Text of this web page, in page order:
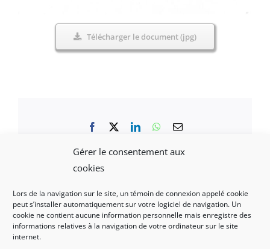
Gérer le consentement aux
cookies
Lors de la navigation sur le site, un témoin de connexion appelé cookie
peut s’installer automatiquement sur votre logiciel de navigation. Un
cookie ne contient aucune information personnelle mais enregistre des
informations relatives à la navigation de votre ordinateur sur le site
internet.
Télécharger le document (jpg)
Facebook LinkedInWhatsApp
Email
Mentions légales et politique de confidentialité|
Nous contacter